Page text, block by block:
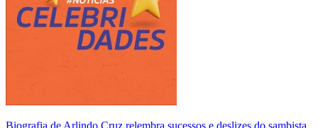
Biografia de Arlindo Cruz relembra sucessos e deslizes do sambista